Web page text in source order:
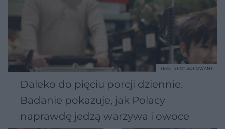
Daleko do pięciu porcji dziennie.
Badanie pokazuje, jak Polacy
naprawdę jedzą warzywa i owoce
TEKST SPONSOROWANY